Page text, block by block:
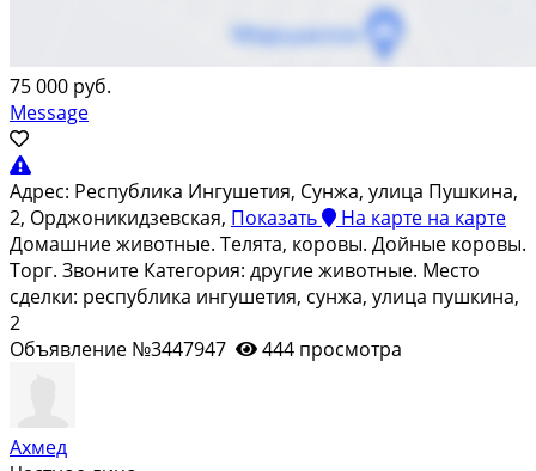
75 000 руб.
Message
Адрес: Республика Ингушетия, Сунжа, улица Пушкина,
2, Орджоникидзевская, Показать На карте на карте
Домашние животные. Телята, коровы. Дойные коровы.
Торг. Звоните Категория: другие животные. Место
сделки: республика ингушетия, сунжа, улица пушкина,
2
Объявление №3447947
444 просмотра
Ахмед